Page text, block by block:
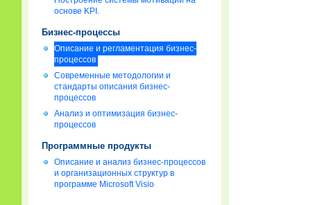
основе KPI.
Бизнес-процессы
Описание и регламентация бизнес-
процессов
Современные методологии и
стандарты описания бизнес-
процессов
Анализ и оптимизация бизнес-
процессов
Программные продукты
Описание и анализ бизнес-процессов
и организационных структур в
программе Microsoft Visio